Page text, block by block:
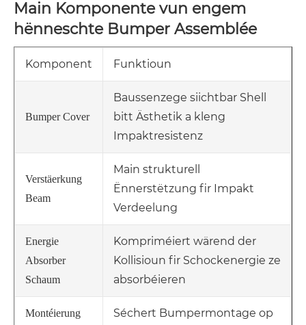
Main Komponente vun engem
hënneschte Bumper Assemblée
Komponent Funktioun
Bumper Cover
Baussenzege siichtbar Shell
bitt Ästhetik a kleng
Impaktresistenz
Verstäerkung
Beam
Main strukturell
Ënnerstëtzung fir Impakt
Verdeelung
Energie
Absorber
Schaum
Kompriméiert wärend der
Kollisioun fir Schockenergie ze
absorbéieren
Montéierung
Séchert Bumpermontage op